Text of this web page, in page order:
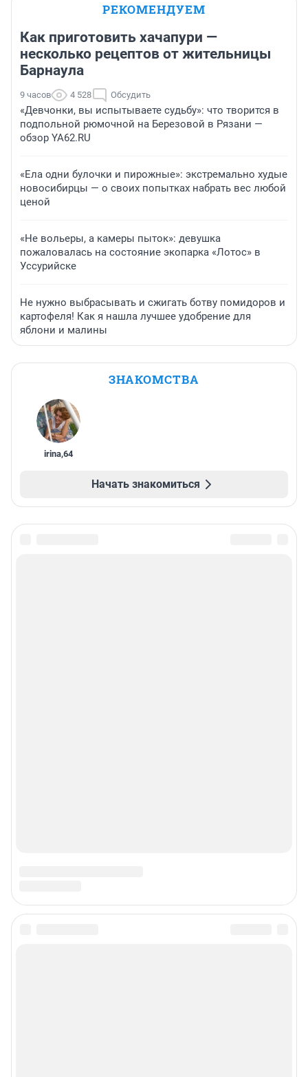
РЕКОМЕНДУЕМ
Как приготовить хачапури —
несколько рецептов от жительницы
Барнаула
9 часов 4 528 Обсудить
«Девчонки, вы испытываете судьбу»: что творится в
подпольной рюмочной на Березовой в Рязани —
обзор YA62.RU
«Ела одни булочки и пирожные»: экстремально худые
новосибирцы — о своих попытках набрать вес любой
ценой
«Не вольеры, а камеры пыток»: девушка
пожаловалась на состояние экопарка «Лотос» в
Уссурийске
Не нужно выбрасывать и сжигать ботву помидоров и
картофеля! Как я нашла лучшее удобрение для
яблони и малины
ЗНАКОМСТВА
irina,64
Начать знакомиться